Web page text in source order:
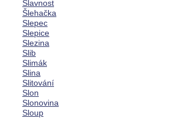
Slavnost
Šlehačka
Slepec
Slepice
Slezina
Slib
Slimák
Slina
Slitování
Slon
Slonovina
Sloup